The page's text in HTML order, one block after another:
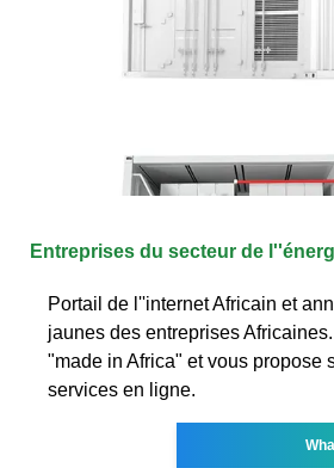
Entreprises du secteur de
Portail de l''internet Africain et
jaunes des entreprises
"made in Africa" et vous propose
services en ligne.